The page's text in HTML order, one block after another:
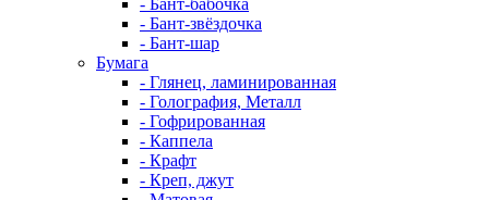
- Бант-бабочка
- Бант-звёздочка
- Бант-шар
Бумага
- Глянец, ламинированная
- Голография, Металл
- Гофрированная
- Каппела
- Крафт
- Креп, джут